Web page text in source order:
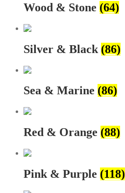
Wood & Stone (64)
Silver & Black (86)
Sea & Marine (86)
Red & Orange (88)
Pink & Purple (118)